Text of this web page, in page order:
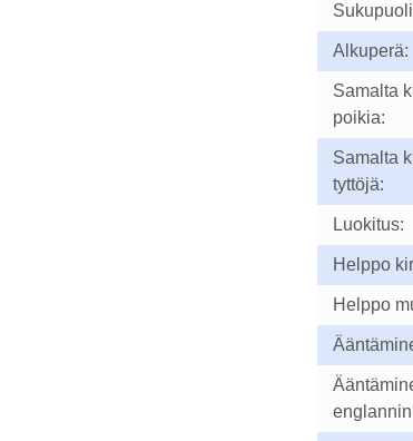
Alkuperä:
Samalta
poikia:
Samalta
tyttöjä:
Luokitus:
Helppo
Helppo